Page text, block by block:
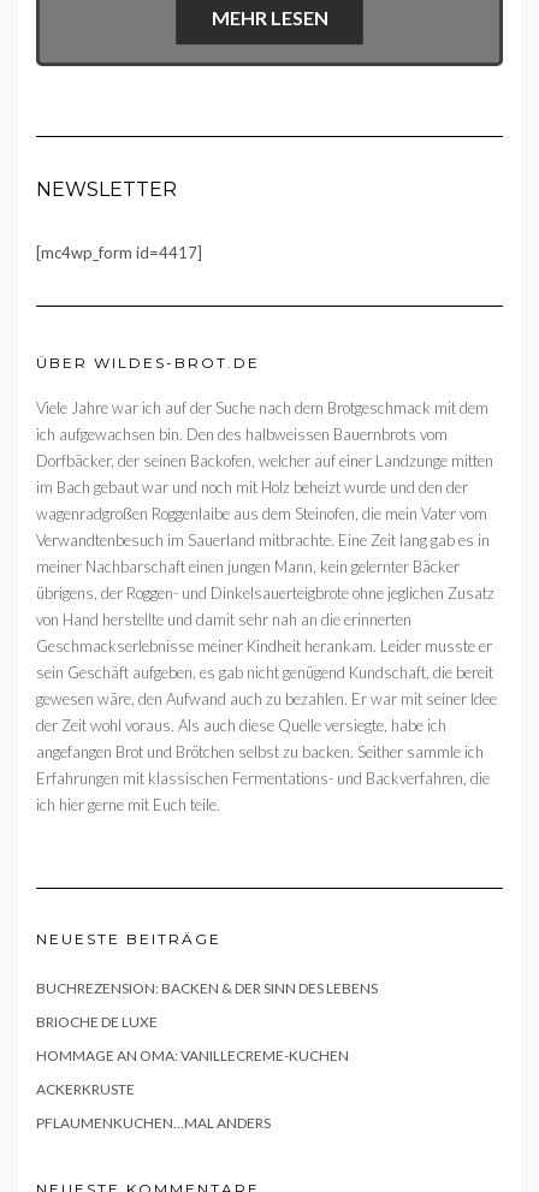
MEHR LESEN
NEWSLETTER
[mc4wp_form id=4417]
ÜBER WILDES-BROT.DE
Viele Jahre war ich auf der Suche nach dem Brotgeschmack mit dem
ich aufgewachsen bin. Den des halbweissen Bauernbrots vom
Dorfbäcker, der seinen Backofen, welcher auf einer Landzunge mitten
im Bach gebaut war und noch mit Holz beheizt wurde und den der
wagenradgroßen Roggenlaibe aus dem Steinofen, die mein Vater vom
Verwandtenbesuch im Sauerland mitbrachte. Eine Zeit lang gab es in
meiner Nachbarschaft einen jungen Mann, kein gelernter Bäcker
übrigens, der Roggen- und Dinkelsauerteigbrote ohne jeglichen Zusatz
von Hand herstellte und damit sehr nah an die erinnerten
Geschmackserlebnisse meiner Kindheit herankam. Leider musste er
sein Geschäft aufgeben, es gab nicht genügend Kundschaft, die bereit
gewesen wäre, den Aufwand auch zu bezahlen. Er war mit seiner Idee
der Zeit wohl voraus. Als auch diese Quelle versiegte, habe ich
angefangen Brot und Brötchen selbst zu backen. Seither sammle ich
Erfahrungen mit klassischen Fermentations- und Backverfahren, die
ich hier gerne mit Euch teile.
NEUESTE BEITRÄGE
BUCHREZENSION: BACKEN & DER SINN DES LEBENS
BRIOCHE DE LUXE
HOMMAGE AN OMA: VANILLECREME-KUCHEN
ACKERKRUSTE
PFLAUMENKUCHEN…MAL ANDERS